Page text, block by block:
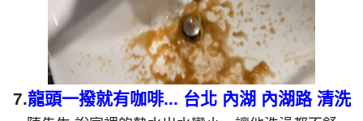
7.龍頭一撥就有咖啡... 台北 內湖 內湖路 清洗